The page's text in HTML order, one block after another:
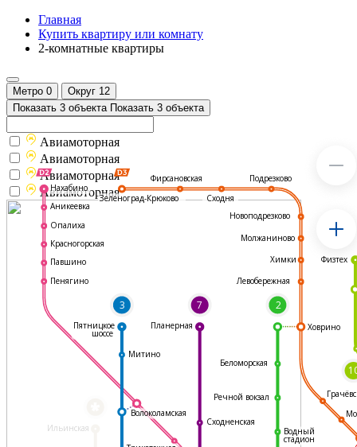
Главная
Купить квартиру или комнату
2-комнатные квартиры
Метро 0 Округ 12
Показать 3 объекта Показать 3 объекта
Ильинская
3 7 2
Фирсановская
Сходня
Подрезково
Новоподрезково
Молжаниново
Химки
Левобережная
Ховрино
Водный
стадион
Сходненская
Волоколамская
Митино
Нахабино
Аникеевка
Опалиха
Красногорская
Павшино
Пенягино
Пятницкое
шоссе
Планерная
Физтех
Речной вокзал
Беломорская
Зеленоград-Крюково
Авиамоторная
Авиамоторная
Авиамоторная
Авиамоторная